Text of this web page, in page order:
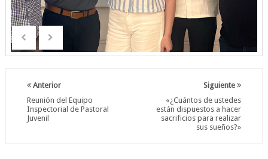
Siguiente
«¿Cuántos de ustedes
están dispuestos a hacer
sacrificios para realizar
sus sueños?»
Anterior
Reunión del Equipo
Inspectorial de Pastoral
Juvenil